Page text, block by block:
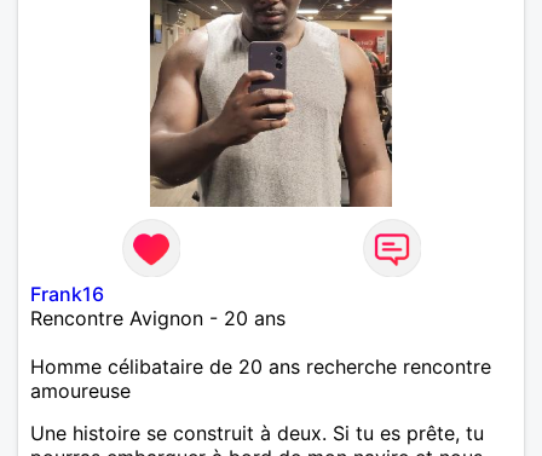
Frank16
Rencontre Avignon - 20 ans
Homme célibataire de 20 ans recherche rencontre
amoureuse
Une histoire se construit à deux. Si tu es prête, tu